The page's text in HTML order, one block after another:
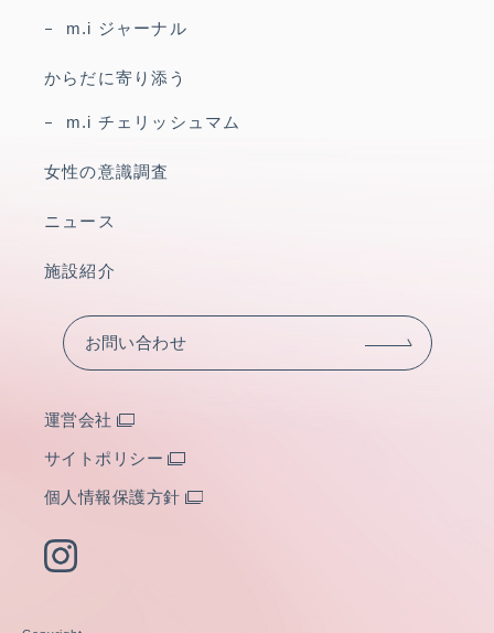
m.i ジャーナル
からだに寄り添う
m.i チェリッシュマム
女性の意識調査
ニュース
施設紹介
お問い合わせ
運営会社
サイトポリシー
個人情報保護方針